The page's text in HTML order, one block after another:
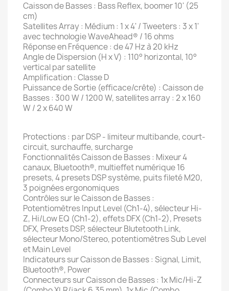
Caisson de Basses : Bass Reflex, boomer 10' (25
cm)
Satellites Array : Médium : 1 x 4' / Tweeters : 3 x 1'
avec technologie WaveAhead® / 16 ohms
Réponse en Fréquence : de 47 Hz à 20 kHz
Angle de Dispersion (H x V) : 110° horizontal, 10°
vertical par satellite
Amplification : Classe D
Puissance de Sortie (efficace/crête) : Caisson de
Basses : 300 W / 1200 W, satellites array : 2 x 160
W / 2 x 640 W
Protections : par DSP - limiteur multibande, court-
circuit, surchauffe, surcharge
Fonctionnalités Caisson de Basses : Mixeur 4
canaux, Bluetooth®, multieffet numérique 16
presets, 4 presets DSP système, puits fileté M20,
3 poignées ergonomiques
Contrôles sur le Caisson de Basses :
Potentiomètres Input Level (Ch1-4), sélecteur Hi-
Z, Hi/Low EQ (Ch1-2), effets DFX (Ch1-2), Presets
DFX, Presets DSP, sélecteur Blutetooth Link,
sélecteur Mono/Stereo, potentiomètres Sub Level
et Main Level
Indicateurs sur Caisson de Basses : Signal, Limit,
Bluetooth®, Power
Connecteurs sur Caisson de Basses : 1x Mic/Hi-Z